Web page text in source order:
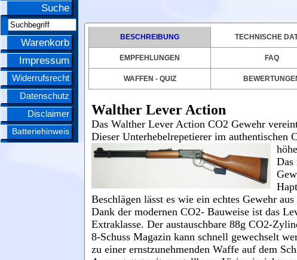
Suche
Warenkorb
Impressum
Widerrufsrecht
Datenschutz
Disclaimer
Batteriehinweis
BESCHREIBUNG TECHNISCHE
EMPFEHLUNGEN FAQ
WAFFEN - QUIZ
Walther Lever Action
Das Walther Lever Action CO2 Gewehr
Dieser Unterhebelrepetierer im authentischen
Das
Beschlägen lässt es wie ein echtes Gewehr
Dank der modernen CO2- Bauweise ist das
Extraklasse. Der austauschbare 88g CO2-
8-Schuss Magazin kann schnell gewechselt
zu einer ernstzunehmenden Waffe auf dem